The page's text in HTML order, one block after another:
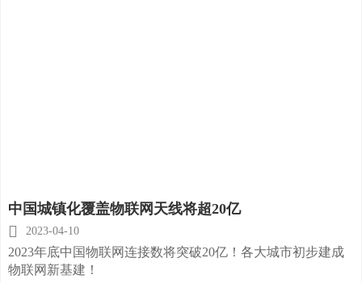
中国城镇化覆盖物联网天线将超20亿
 2023-04-10
2023年底中国物联网连接数将突破20亿！各大城市初步建成
物联网新基建！